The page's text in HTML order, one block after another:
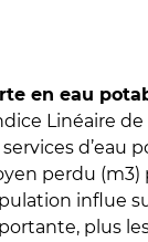
en eau
Linéaire
services d’eau
perdu (m3)
influe
plus